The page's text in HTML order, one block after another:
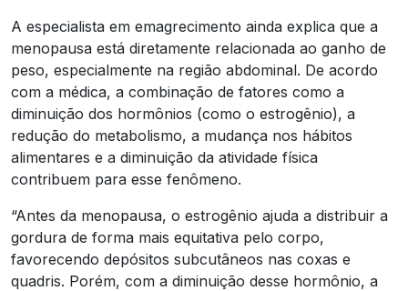
A especialista em emagrecimento ainda explica que a
menopausa está diretamente relacionada ao ganho de
peso, especialmente na região abdominal. De acordo
com a médica, a combinação de fatores como a
diminuição dos hormônios (como o estrogênio), a
redução do metabolismo, a mudança nos hábitos
alimentares e a diminuição da atividade física
contribuem para esse fenômeno.
“Antes da menopausa, o estrogênio ajuda a distribuir a
gordura de forma mais equitativa pelo corpo,
favorecendo depósitos subcutâneos nas coxas e
quadris. Porém, com a diminuição desse hormônio, a